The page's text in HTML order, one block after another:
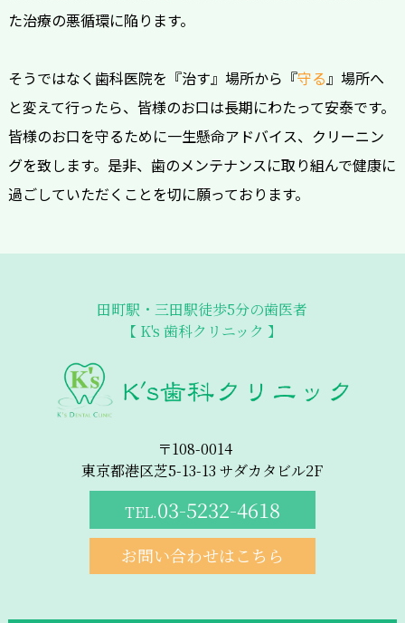
た治療の悪循環に陥ります。
そうではなく歯科医院を『治す』場所から『守る 』場所へ
と変えて行ったら、皆様のお口は長期にわたって安泰です。
皆様のお口を守るために一生懸命アドバイス、クリーニン
グを致します。是非、歯のメンテナンスに取り組んで健康に
過ごしていただくことを切に願っております。
田町駅・三田駅徒歩5分の歯医者
【 K's 歯科クリニック 】
〒108-0014
東京都港区芝5-13-13 サダカタビル2F
TEL.03-5232-4618
お問い合わせはこちら